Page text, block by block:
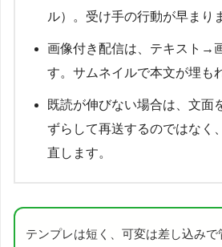
ル）。受け手の行動が早まり
画像付き配信は、テキスト→
す。サムネイルで本文が埋も
既読が伸びない場合は、文面
ずらして再送するのではなく
直します。
テンプレは短く、可変は差し込みで